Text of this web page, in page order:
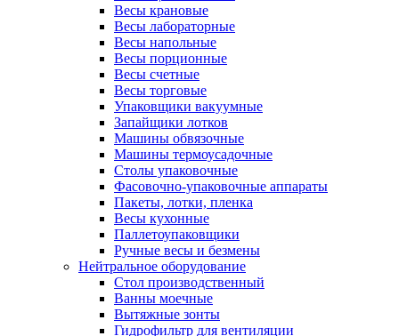
Весы крановые
Весы лабораторные
Весы напольные
Весы порционные
Весы счетные
Весы торговые
Упаковщики вакуумные
Запайщики лотков
Машины обвязочные
Машины термоусадочные
Столы упаковочные
Фасовочно-упаковочные аппараты
Пакеты, лотки, пленка
Весы кухонные
Паллетоупаковщики
Ручные весы и безмены
Нейтральное оборудование
Cтол производственный
Ванны моечные
Вытяжные зонты
Гидрофильтр для вентиляции